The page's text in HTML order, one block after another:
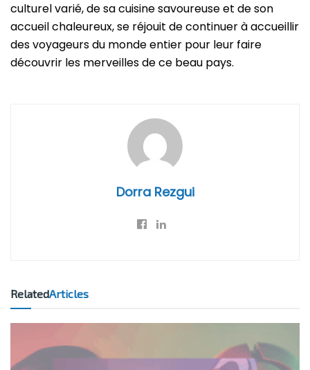
culturel varié, de sa cuisine savoureuse et de son
accueil chaleureux, se réjouit de continuer à accueillir
des voyageurs du monde entier pour leur faire
découvrir les merveilles de ce beau pays.
Dorra Rezgui
RelatedArticles